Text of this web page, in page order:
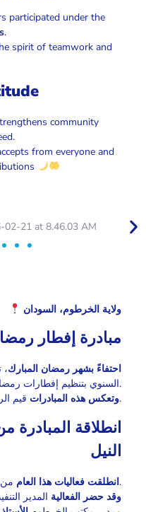
participated under the
.
spirit of teamwork and
community
from everyone and
ولاية الخرطوم، السودان
مبادرة إفطار
احتفاءً بشهر رمضان المبارك،
السنوي بتنظيم إفطارات رمضانية في مستشفيات ولاية الخرطوم.
وتعكس هذه المبادراتقيم الرحمة والتكافل.
انطلاقة
النيل
انطلقت فعاليات هذا العام من
.
وقد حضر الفعالية المدير